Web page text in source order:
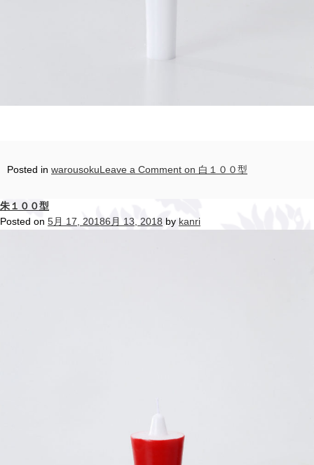
Posted in warousokuLeave a Comment on 白１００型
朱１００型
Posted on 5月 17, 20186月 13, 2018 by kanri